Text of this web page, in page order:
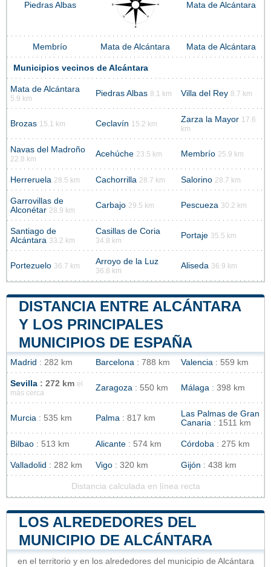
Piedras Albas Mata de Alcántara
Membrío Mata de Alcántara Mata de Alcántara
Municipios vecinos de Alcántara
Mata de Alcántara
5.9 km
Piedras Albas 8.1 km Villa del Rey 8.7 km
Brozas 15.1 km Ceclavín 15.2 km Zarza la Mayor 17.6
km
Navas del Madroño
22.8 km
Acehúche 23.5 km Membrío 25.9 km
Herreruela 28.5 km Cachorrilla 28.7 km Salorino 28.7 km
Garrovillas de
Alconétar 28.9 km
Carbajo 29.5 km Pescueza 30.2 km
Santiago de
Alcántara 33.2 km
Casillas de Coria
34.8 km
Portaje 35.5 km
Portezuelo 36.7 km Arroyo de la Luz
36.8 km
Aliseda 36.9 km
DISTANCIA ENTRE ALCÁNTARA
Y LOS PRINCIPALES
MUNICIPIOS DE ESPAÑA
Madrid : 282 km Barcelona : 788 km Valencia : 559 km
Sevilla : 272 km el
más cerca
Zaragoza : 550 km Málaga : 398 km
Murcia : 535 km Palma : 817 km
Las Palmas de Gran
Canaria : 1511 km
Bilbao : 513 km Alicante : 574 km Córdoba : 275 km
Valladolid : 282 km Vigo : 320 km Gijón : 438 km
Distancia calculada en línea recta
LOS ALREDEDORES DEL
MUNICIPIO DE ALCÁNTARA
en el territorio y en los alrededores del municipio de Alcántara